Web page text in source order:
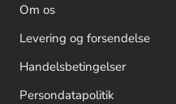
Om os
Levering og forsendelse
Handelsbetingelser
Persondatapolitik